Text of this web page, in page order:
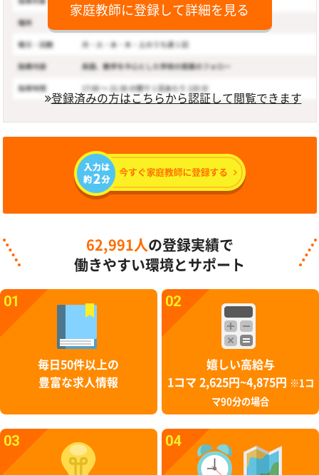
家庭教師に登録して詳細を見る
登録済みの方はこちらから認証して閲覧できます
62,991人 の登録実績で
働きやすい環境とサポート
01
毎日50件以上の
豊富な求人情報
02
嬉しい高給与
1コマ 2,625円~4,875円
※1コ
マ90分の場合
03 04